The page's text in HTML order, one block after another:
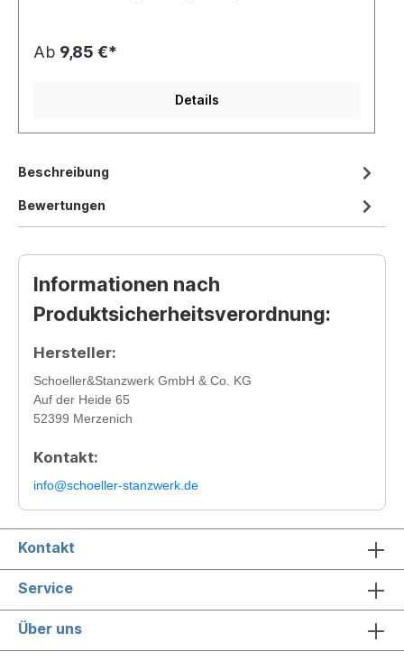
Ab 9,85 €*
Details
Beschreibung
Bewertungen
Informationen nach
Produktsicherheitsverordnung:
Hersteller:
Schoeller&Stanzwerk GmbH & Co. KG
Auf der Heide 65
52399 Merzenich
Kontakt:
info@schoeller-stanzwerk.de
Kontakt
Service
Über uns